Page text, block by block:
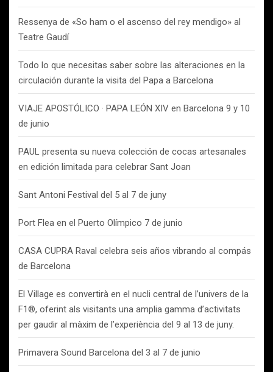
Ressenya de «So ham o el ascenso del rey mendigo» al
Teatre Gaudí
Todo lo que necesitas saber sobre las alteraciones en la
circulación durante la visita del Papa a Barcelona
VIAJE APOSTÓLICO · PAPA LEÓN XIV en Barcelona 9 y 10
de junio
PAUL presenta su nueva colección de cocas artesanales
en edición limitada para celebrar Sant Joan
Sant Antoni Festival del 5 al 7 de juny
Port Flea en el Puerto Olímpico 7 de junio
CASA CUPRA Raval celebra seis años vibrando al compás
de Barcelona
El Village es convertirà en el nucli central de l’univers de la
F1®, oferint als visitants una amplia gamma d’activitats
per gaudir al màxim de l’experiència del 9 al 13 de juny.
Primavera Sound Barcelona del 3 al 7 de junio